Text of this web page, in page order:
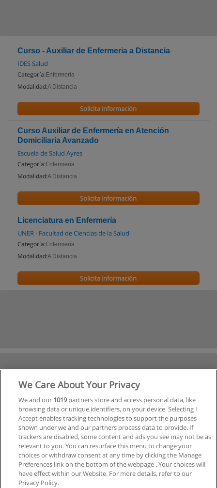
Curso - Auxiliar de Enfermeria a Distancia
IDES Salud
Categoría: Enfermería
Modalidad:A Distancia
Solicita información
Curso Auxiliar de Enfermería en Atención
Domiciliaria Avanzado
Escuela de Salud Ayres
Categoría: Enfermería
Modalidad:A Distancia
Solicita información
Licenciatura en Enfermería
UNER - Facultad de Ciencias de la Salud
Categoría: Enfermería
Modalidad:A Distancia
Solicita información
We Care About Your Privacy
We and our 1019partners store and access personal data, like
browsing data or unique identifiers, on your device. Selecting I
Accept enables tracking technologies to support the purposes
shown under we and our partners process data to provide. If
trackers are disabled, some content and ads you see may not be as
relevant to you. You can resurface this menu to change your
choices or withdraw consent at any time by clicking the Manage
Preferences link on the bottom of the webpage . Your choices will
have effect within our Website. For more details, refer to our
Privacy Policy.